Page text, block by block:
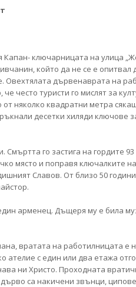
ключарницата на улица
който да не се е
Овехтялата дървенаврата на
често туристи го мислят за
няколко квадратни метра
десетки хиляди ключове
го застига на гордите
място и поправя ключалките
Славов. От близо 50
арменец. Дъщеря му е била
вратата на работилницата е
с един или два етажа
ни Христо. Проходната
са накичени звънци,